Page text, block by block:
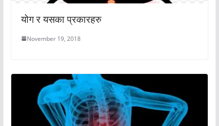
योग र यसका प्रकारहरु
November 19, 2018